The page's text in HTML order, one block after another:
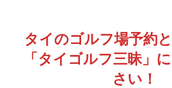
タイのゴルフ場予約
「タイゴルフ三昧」
さい！